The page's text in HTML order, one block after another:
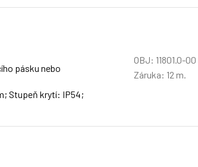
pásku nebo
Stupeň krytí: IP54;
OBJ: 11801.0-00
Záruka: 12 m.